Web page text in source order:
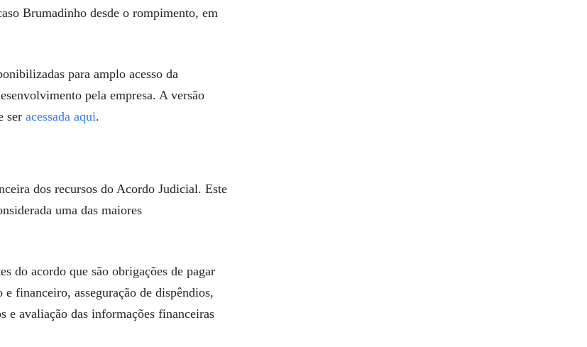
Brumadinho desde o rompimento, em
para amplo acesso da
pela empresa. A versão
ser acessada aqui.
dos recursos do Acordo Judicial. Este
uma das maiores
do acordo que são obrigações de pagar
financeiro, asseguração de dispêndios,
e avaliação das informações financeiras